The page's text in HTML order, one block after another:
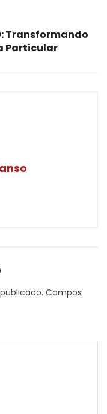
Transformando
Particular
Campos